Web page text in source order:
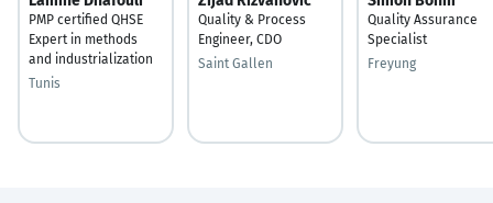
PMP certified QHSE
Expert in methods
and industrialization
Tunis
Quality & Process
Engineer, CDO
Saint Gallen
Quality Assurance
Specialist
Freyung